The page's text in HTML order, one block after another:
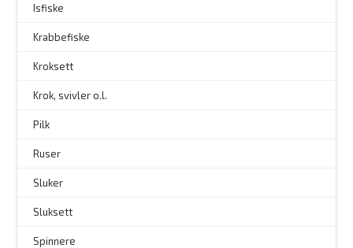
Isfiske
Krabbefiske
Kroksett
Krok, svivler o.l.
Pilk
Ruser
Sluker
Sluksett
Spinnere